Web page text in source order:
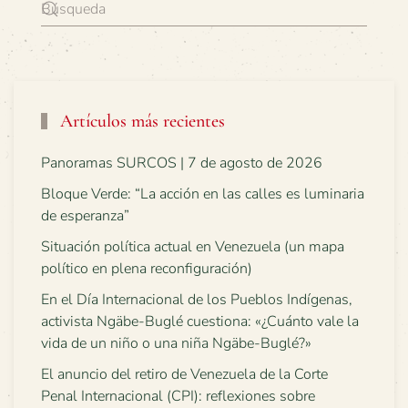
Artículos más recientes
Panoramas SURCOS | 7 de agosto de 2026
Bloque Verde: “La acción en las calles es luminaria
de esperanza”
Situación política actual en Venezuela (un mapa
político en plena reconfiguración)
En el Día Internacional de los Pueblos Indígenas,
activista Ngäbe-Buglé cuestiona: «¿Cuánto vale la
vida de un niño o una niña Ngäbe-Buglé?»
El anuncio del retiro de Venezuela de la Corte
Penal Internacional (CPI): reflexiones sobre